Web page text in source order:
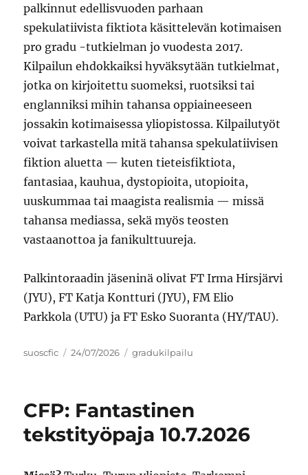
palkinnut edellisvuoden parhaan
spekulatiivista fiktiota käsittelevän kotimaisen
pro gradu -tutkielman jo vuodesta 2017.
Kilpailun ehdokkaiksi hyväksytään tutkielmat,
jotka on kirjoitettu suomeksi, ruotsiksi tai
englanniksi mihin tahansa oppiaineeseen
jossakin kotimaisessa yliopistossa. Kilpailutyöt
voivat tarkastella mitä tahansa spekulatiivisen
fiktion aluetta — kuten tieteisfiktiota,
fantasiaa, kauhua, dystopioita, utopioita,
uuskummaa tai maagista realismia — missä
tahansa mediassa, sekä myös teosten
vastaanottoa ja fanikulttuureja.
Palkintoraadin jäseninä olivat FT Irma Hirsjärvi
(JYU), FT Katja Kontturi (JYU), FM Elio
Parkkola (UTU) ja FT Esko Suoranta (HY/TAU).
Author
suoscfic
Posted
24/07/2026 Categories
gradukilpailu
CFP: Fantastinen
tekstityöpaja 10.7.2026